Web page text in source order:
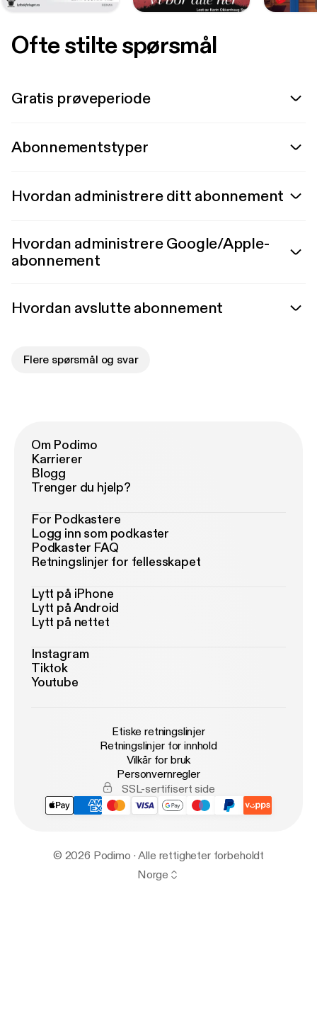
Ofte stilte spørsmål
Gratis prøveperiode
Abonnementstyper
Hvordan administrere ditt abonnement
Hvordan administrere Google/Apple-
abonnement
Hvordan avslutte abonnement
Flere spørsmål og svar
Om Podimo
Karrierer
Blogg
Trenger du hjelp?
For Podkastere
Logg inn som podkaster
Podkaster FAQ
Retningslinjer for fellesskapet
Lytt på iPhone
Lytt på Android
Lytt på nettet
Instagram
Tiktok
Youtube
Etiske retningslinjer
Retningslinjer for innhold
Vilkår for bruk
Personvernregler
SSL-sertifisert side
© 2026 Podimo · Alle rettigheter forbeholdt
Norge